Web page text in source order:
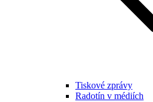
Tiskové zprávy
Radotín v médiích